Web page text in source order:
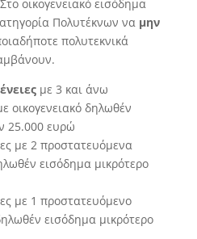
οικογενειακό εισόδημα
Πολυτέκνων να μην
πολυτεκνικά
με 3 και άνω
οικογενειακό δηλωθέν
25.000 ευρώ
με 2 προστατευόμενα
εισόδημα μικρότερο
με 1 προστατευόμενο
εισόδημα μικρότερο